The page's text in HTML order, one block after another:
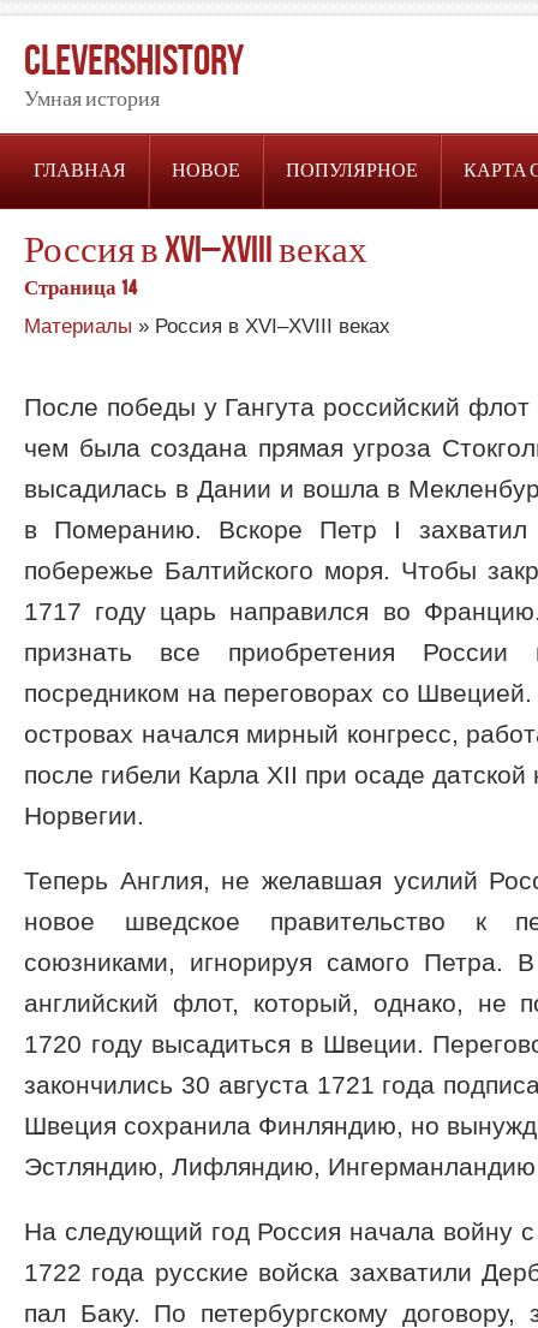
CleversHistory
Умная история
ГЛАВНАЯ НОВОЕ ПОПУЛЯРНОЕ КАРТА
Россия в XVI–XVIII веках
Страница 14
Материалы » Россия в XVI–XVIII веках
После победы у Гангута российский
чем была создана прямая угроза
высадилась в Дании и вошла в
в Померанию. Вскоре Петр I
побережье Балтийского моря. Чтобы
1717 году царь направился во
признать все приобретения
посредником на переговорах со
островах начался мирный конгресс,
после гибели Карла XII при осаде
Норвегии.
Теперь Англия, не желавшая усилий
новое шведское правительство к
союзниками, игнорируя самого Петра.
английский флот, который, однако, не
1720 году высадиться в Швеции.
закончились 30 августа 1721 года
Швеция сохранила Финляндию, но
Эстляндию, Лифляндию, Ингерманландию
На следующий год Россия начала войну
1722 года русские войска захватили
пал Баку. По петербургскому договору,